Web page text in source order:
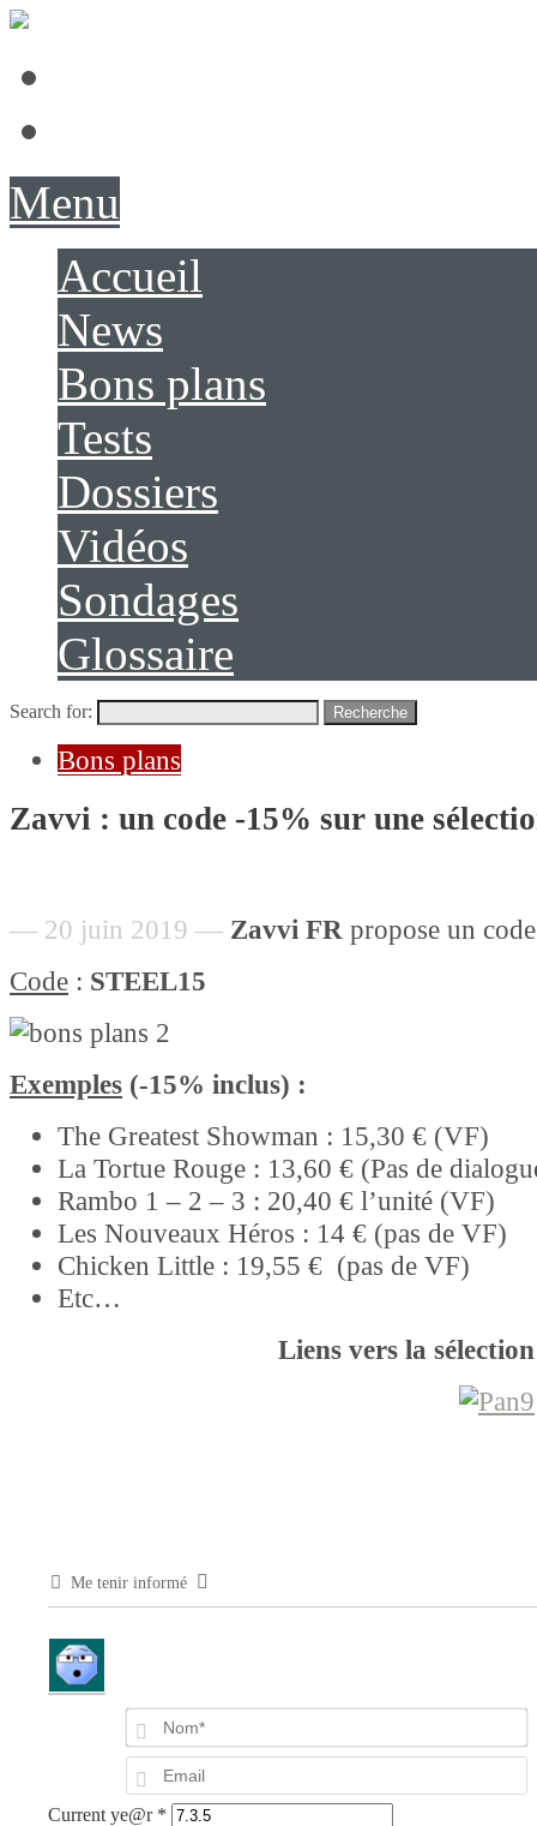
Menu
Accueil
News
Bons plans
Tests
Dossiers
Vidéos
Sondages
Glossaire
Search for: Recherche
Bons plans
Zavvi : un code -15% sur une
— 20 juin 2019 — Zavvi FR propose un code
Code : STEEL15
Exemples (-15% inclus) :
The Greatest Showman : 15,30 € (VF)
La Tortue Rouge : 13,60 € (Pas de
Rambo 1 – 2 – 3 : 20,40 € l’unité (VF)
Les Nouveaux Héros : 14 € (pas de VF)
Chicken Little : 19,55 € (pas de VF)
Etc…
Liens vers la
Me tenir informé
Current ye@r *